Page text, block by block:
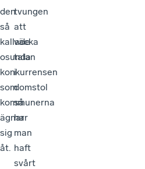
den
så
kallade
osunda
konkurrensen
som
kommunerna
ägnar
sig
åt.
tvungen
att
väcka
talan
i
domstol
så
har
man
haft
svårt